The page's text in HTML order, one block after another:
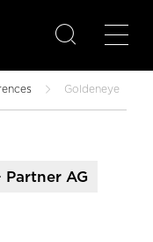

Goldeneye
AG